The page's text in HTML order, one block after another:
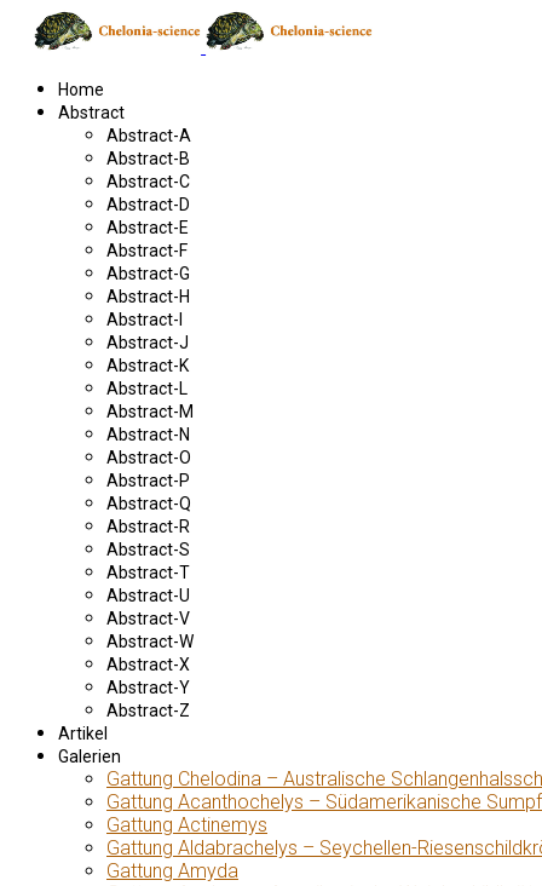
Home
Abstract
Abstract-A
Abstract-B
Abstract-C
Abstract-D
Abstract-E
Abstract-F
Abstract-G
Abstract-H
Abstract-I
Abstract-J
Abstract-K
Abstract-L
Abstract-M
Abstract-N
Abstract-O
Abstract-P
Abstract-Q
Abstract-R
Abstract-S
Abstract-T
Abstract-U
Abstract-V
Abstract-W
Abstract-X
Abstract-Y
Abstract-Z
Artikel
Galerien
Gattung Chelodina – Australische
Gattung Acanthochelys – Südamerikanische
Gattung Actinemys
Gattung Aldabrachelys – Seychellen-
Gattung Amyda